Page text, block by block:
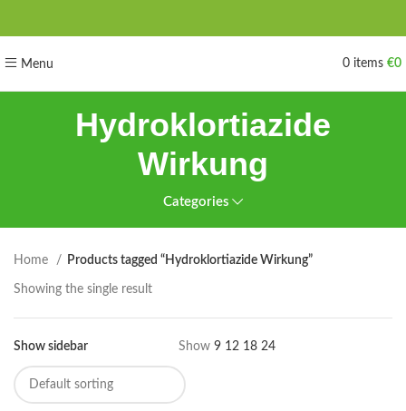
Menu 0 items €0
Hydroklortiazide
Wirkung
Categories
Home Products tagged “Hydroklortiazide Wirkung”
Showing the single result
Show sidebar Show 9 12 18 24